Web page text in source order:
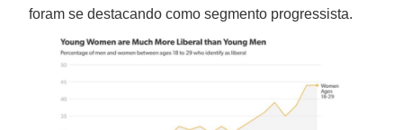
foram se destacando como segmento progressista.